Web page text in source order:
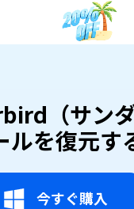
（サン
ルを復元す
今すぐ購入